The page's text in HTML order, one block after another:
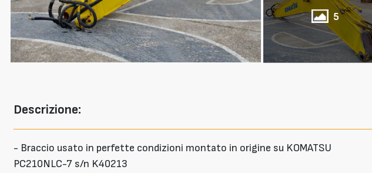
5
Descrizione:
- Braccio usato in perfette condizioni montato in origine su KOMATSU
PC210NLC-7 s/n K40213